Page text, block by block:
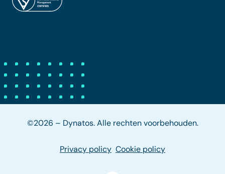
©2026 – Dynatos. Alle rechten voorbehouden.
Privacy policy Cookie policy